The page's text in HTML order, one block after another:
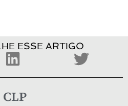
ESSE ARTIGO
CLP